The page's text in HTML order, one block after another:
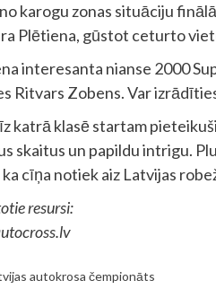
karogu zonas situāciju
Plētiena, gūstot ceturto
interesanta nianse 2000
Ritvars Zobens. Var
katrā klasē startam
skaitus un papildu intrigu.
cīņa notiek aiz Latvijas
resursi:
autokrosa čempionāts